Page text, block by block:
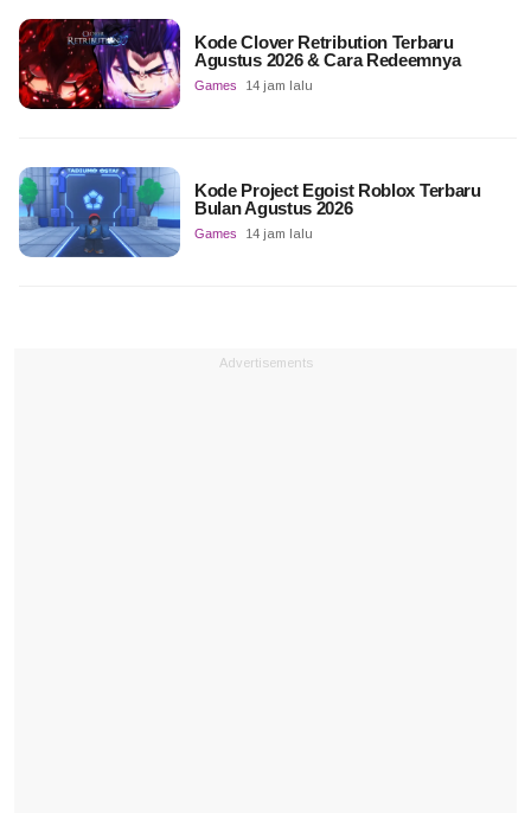
Kode Clover Retribution Terbaru
Agustus 2026 & Cara Redeemnya
Games 14 jam lalu
Kode Project Egoist Roblox Terbaru
Bulan Agustus 2026
Games 14 jam lalu
Advertisements